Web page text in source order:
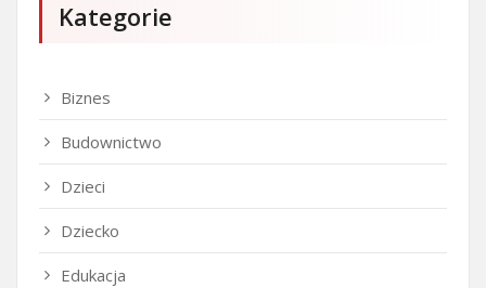
Kategorie
Biznes
Budownictwo
Dzieci
Dziecko
Edukacja